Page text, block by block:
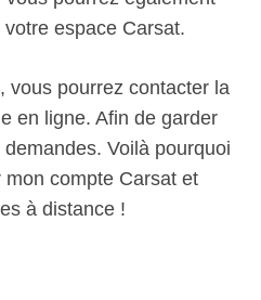
espace Carsat.
vous pourrez contacter la
en ligne. Afin de garder
Voilà pourquoi
compte Carsat et
à distance !